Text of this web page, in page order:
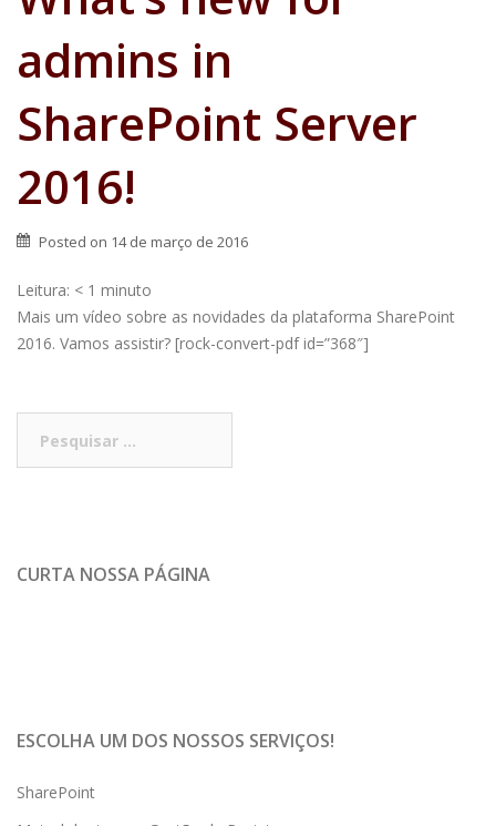
admins in
SharePoint Server
2016!
Posted on 14 de março de 2016
Leitura: < 1 minuto
Mais um vídeo sobre as novidades da plataforma SharePoint
2016. Vamos assistir? [rock-convert-pdf id=”368″]
por:
CURTA NOSSA PÁGINA
ESCOLHA UM DOS NOSSOS SERVIÇOS!
SharePoint